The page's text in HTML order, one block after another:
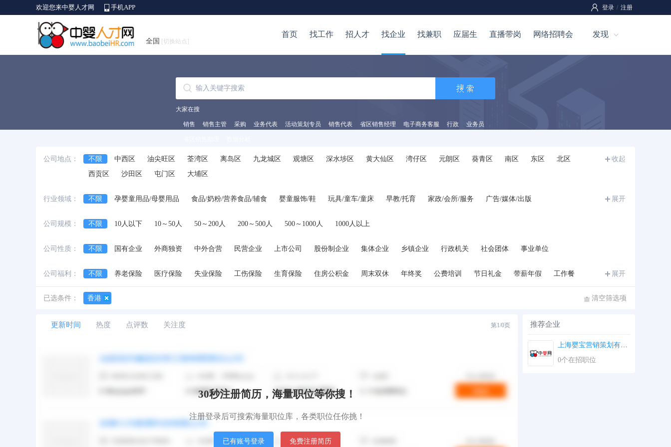
欢迎您来中婴人才网 手机APP 登录 / 注册
全国 [切换站点]
首页 找工作 招人才 找企业 找兼职 应届生 直播带岗 网络招聘会 发现
大家在搜
销售 销售主管 采购 业务代表 活动策划专员 销售代表 省区销售经理 电子商务客服 行政 业务员
公司地点： 不限 中西区 油尖旺区 荃湾区 离岛区 九龙城区 观塘区 深水埗区 黄大仙区 湾仔区 元朗区 葵青区 南区 东区
北区
西贡区
沙田区 屯门区 大埔区
收起
行业领域： 不限 孕婴童用品/母婴用品 食品/奶粉/营养食品/辅食 婴童服饰/鞋 玩具/童车/童床 早教/托育 家政/会所/服务
广告/媒体/出版
展开
公司规模： 不限 10人以下 10～50人 50～200人 200～500人 500～1000人 1000人以上
公司性质： 不限 国有企业 外商独资 中外合营 民营企业 上市公司 股份制企业 集体企业 乡镇企业 行政机关 社会团体 事业单位
公司福利： 不限 养老保险 医疗保险 失业保险 工伤保险 生育保险 住房公积金 周末双休 年终奖 公费培训 节日礼金 带薪年假
工作餐
公费旅游
8小时工作制 生日礼金 交通补贴 住房补贴 高温津贴 班车接送 通信补贴
展开
已选条件： 香港 清空筛选项
更新时间 热度 点评数 关注度 第1/0页
30秒注册简历，海量职位等你搜！
注册登录后可搜索海量职位库，各类职位任你挑！
已有账号登录 免费注册简历
推荐企业
上海婴宝营销策划有限...
0个在招职位